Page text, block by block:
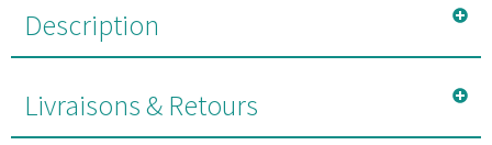
Description
Livraisons & Retours